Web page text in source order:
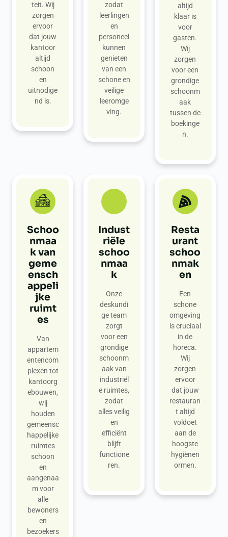
teit. Wij
zorgen
ervoor
dat jouw
kantoor
altijd
schoon
en
uitnodige
nd is.
zodat
leerlingen
en
personeel
kunnen
genieten
van een
schone en
veilige
leeromge
ving.
altijd
klaar is
voor
gasten.
Wij
zorgen
voor een
grondige
schoonm
aak
tussen de
boekinge
n.
Schoo
nmaa
k van
geme
ensch
appeli
jke
ruimt
es
Van
appartem
entencom
plexen tot
kantoorg
ebouwen,
wij
houden
gemeensc
happelijke
ruimtes
schoon
en
aangenaa
m voor
alle
bewoners
en
bezoekers
Indust
riële
schoo
nmaa
k
Onze
deskundi
ge team
zorgt
voor een
grondige
schoonm
aak van
industriël
e ruimtes,
zodat
alles veilig
en
efficiënt
blijft
functione
ren.
Resta
urant
schoo
nmak
en
Een
schone
omgeving
is cruciaal
in de
horeca.
Wij
zorgen
ervoor
dat jouw
restauran
t altijd
voldoet
aan de
hoogste
hygiënen
ormen.